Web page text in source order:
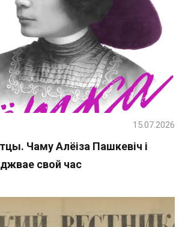
Чаму Алёіза Пашкевіч і
свой час
15.07.2026